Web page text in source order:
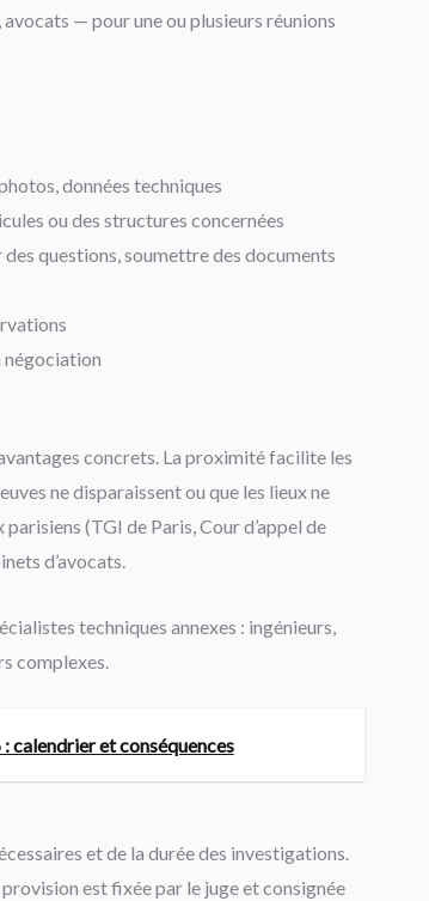
— pour une ou plusieurs réunions
données techniques
ou des structures concernées
questions, soumettre des documents
négociation
concrets. La proximité facilite les
ne disparaissent ou que les lieux ne
(TGI de Paris, Cour d’appel de
d’avocats.
techniques annexes : ingénieurs,
complexes.
calendrier et conséquences
et de la durée des investigations.
est fixée par le juge et consignée